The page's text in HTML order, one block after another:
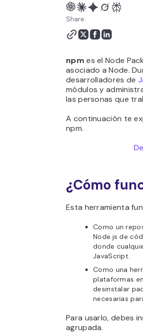
Share:
npm es el Node
asociado a Node.
desarrolladores de
módulos y
las personas que
A continuación te
npm.
¿Cómo
Esta herramienta
Como un
Node.js de
donde
JavaScript.
Como una
plataformas
desinstalar
necesarias
Para usarlo, debes
agrupada.